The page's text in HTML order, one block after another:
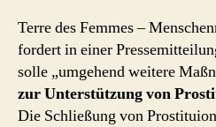
Terre des Femmes –
fordert in einer
solle „umgehend weitere
zur Unterstützung von
Die Schließung von